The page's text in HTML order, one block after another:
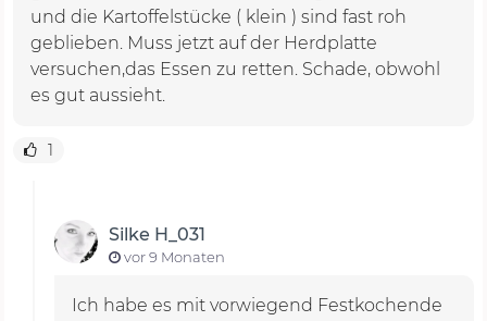
und die Kartoffelstücke ( klein ) sind fast roh
geblieben. Muss jetzt auf der Herdplatte
versuchen,das Essen zu retten. Schade, obwohl
es gut aussieht.
1
Silke H_031
vor 9 Monaten
Ich habe es mit vorwiegend Festkochende